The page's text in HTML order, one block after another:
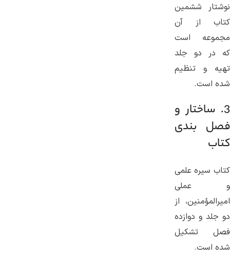
نوشتار ششمین
کتاب از آن
مجموعه است
که در دو جلد
تهیه و تنظیم
شده است.
3. ساختار و
فصل بندی
کتاب
کتاب سیره علمی
و عملی
امیرالمؤمنین، از
دو جلد و دوازده
فصل تشکیل
شده است.